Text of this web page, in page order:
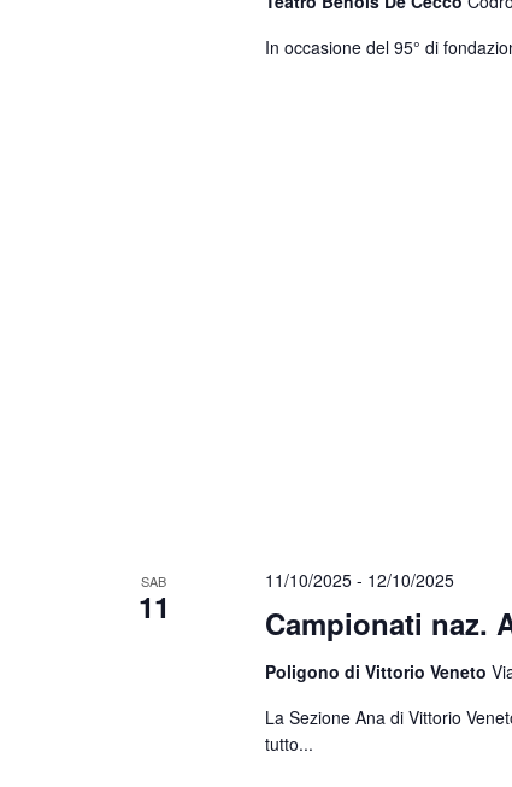
In occasione del 95° di
SAB
11 Campionati naz.
11/10/2025- 12/10/2025
Poligono di Vittorio Veneto
La Sezione Ana di Vittorio
tutto...